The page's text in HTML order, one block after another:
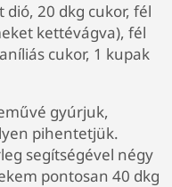
20 dkg cukor, fél
kettévágva), fél
cukor, 1 kupak
gyúrjuk,
pihentetjük.
segítségével négy
pontosan 40 dkg